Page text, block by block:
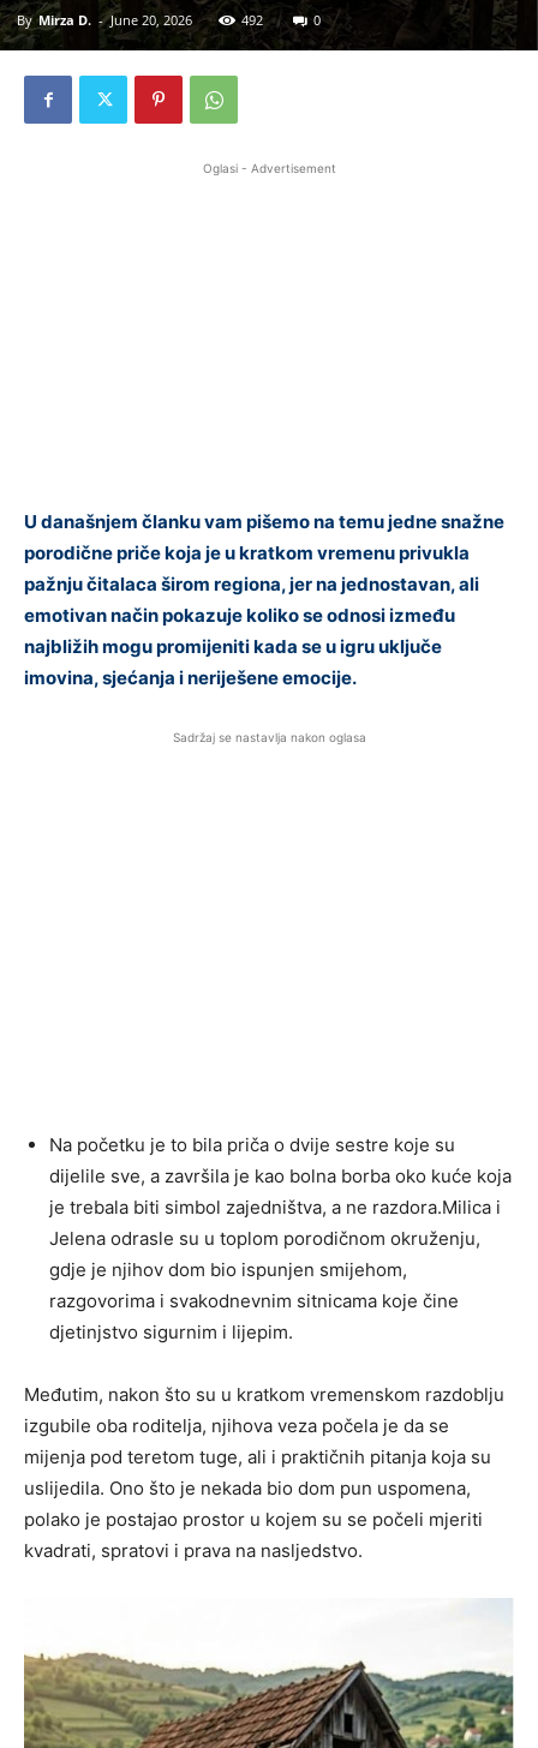
By Mirza D. - June 20, 2026 492 0
Oglasi - Advertisement
U današnjem članku vam pišemo na temu jedne snažne
porodične priče koja je u kratkom vremenu privukla
pažnju čitalaca širom regiona, jer na jednostavan, ali
emotivan način pokazuje koliko se odnosi između
najbližih mogu promijeniti kada se u igru uključe
imovina, sjećanja i neriješene emocije.
Sadržaj se nastavlja nakon oglasa
Na početku je to bila priča o dvije sestre koje su
dijelile sve, a završila je kao bolna borba oko kuće koja
je trebala biti simbol zajedništva, a ne razdora.Milica i
Jelena odrasle su u toplom porodičnom okruženju,
gdje je njihov dom bio ispunjen smijehom,
razgovorima i svakodnevnim sitnicama koje čine
djetinjstvo sigurnim i lijepim.
Međutim, nakon što su u kratkom vremenskom razdoblju
izgubile oba roditelja, njihova veza počela je da se
mijenja pod teretom tuge, ali i praktičnih pitanja koja su
uslijedila. Ono što je nekada bio dom pun uspomena,
polako je postajao prostor u kojem su se počeli mjeriti
kvadrati, spratovi i prava na nasljedstvo.